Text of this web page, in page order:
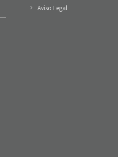
Aviso Legal